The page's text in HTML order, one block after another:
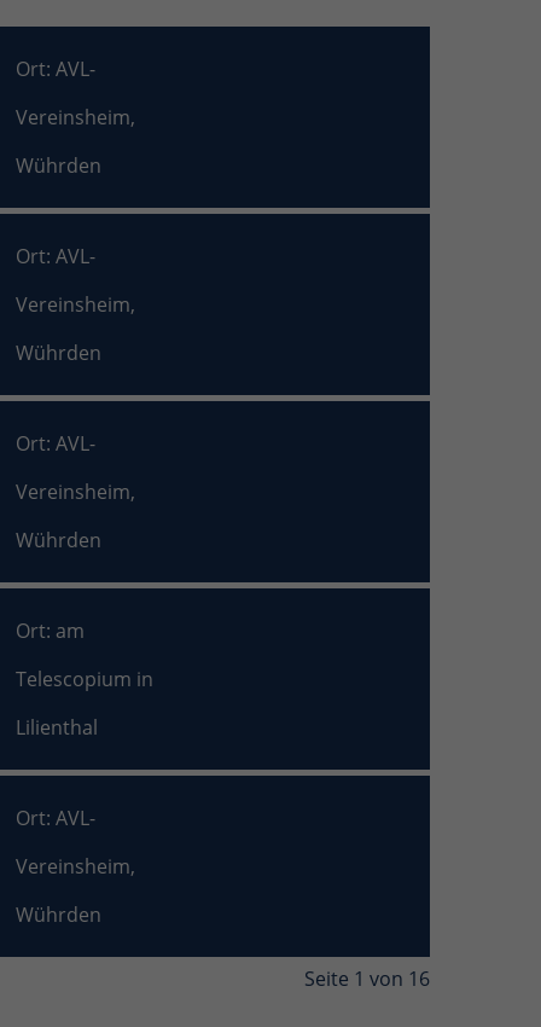
Ort: AVL-
Vereinsheim,
Wührden
Ort: AVL-
Vereinsheim,
Wührden
Ort: AVL-
Vereinsheim,
Wührden
Ort: am
Telescopium in
Lilienthal
Ort: AVL-
Vereinsheim,
Wührden
Seite 1 von 16